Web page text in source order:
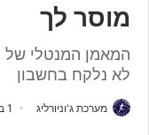
מוסר לך
המאמן המנטלי של
לא נלקח בחשבון
מערכת ג'וניורליג 1 ביולי 2025